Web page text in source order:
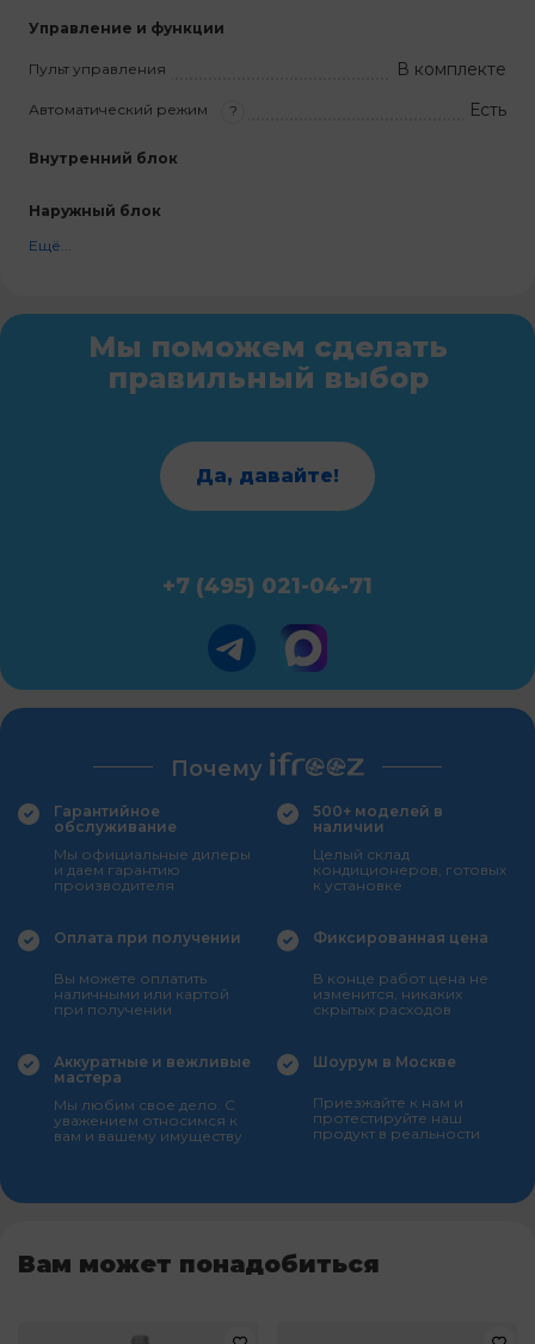
Управление и функции
Пульт управления В комплекте
Автоматический режим ? Есть
Внутренний блок
Наружный блок
Ещё...
Мы поможем сделать
правильный выбор
Да, давайте!
+7 (495) 021-04-71
Почему
Гарантийное
обслуживание
Мы официальные дилеры
и даем гарантию
производителя
500+ моделей в
наличии
Целый склад
кондиционеров, готовых
к установке
Оплата при получении
Вы можете оплатить
наличными или картой
при получении
Фиксированная цена
В конце работ цена не
изменится, никаких
скрытых расходов
Аккуратные и вежливые
мастера
Мы любим свое дело. С
уважением относимся к
вам и вашему имуществу
Шоурум в Москве
Приезжайте к нам и
протестируйте наш
продукт в реальности
Вам может понадобиться